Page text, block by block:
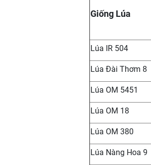
Giống Lúa
Lúa IR 504
Lúa Đài Thơm 8
Lúa OM 5451
Lúa OM 18
Lúa OM 380
Lúa Nàng Hoa 9